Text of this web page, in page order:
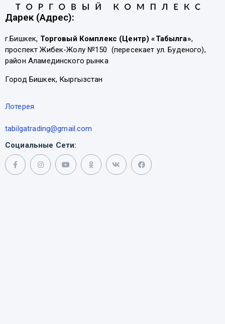
Дарек (Адрес):
г.Бишкек, Торговый Комплекс (Центр) «Табылга»,
проспект Жибек-Жолу №150 (пересекает ул. Буденого),
район Аламединского рынка
Город Бишкек, Кыргызстан
Лотерея
tabilgatrading@gmail.com
Социальные Сети: